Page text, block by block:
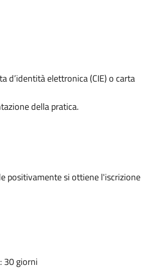
d’identità elettronica (CIE) o carta
della pratica.
positivamente si ottiene l'iscrizione
30 giorni